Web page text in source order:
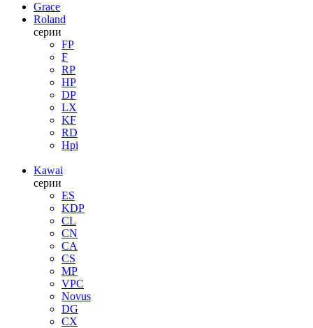
Grace
Roland
серии
FP
F
RP
HP
DP
LX
KF
RD
Hpi
Kawai
серии
ES
KDP
CL
CN
CA
CS
MP
VPC
Novus
DG
CX